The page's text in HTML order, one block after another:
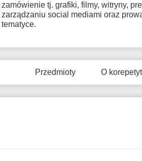
zamówienie tj. grafiki, filmy, witryny,
zarządzaniu social mediami oraz
tematyce.
Przedmioty O
10
11
Brak
dostępnych
dostępnych